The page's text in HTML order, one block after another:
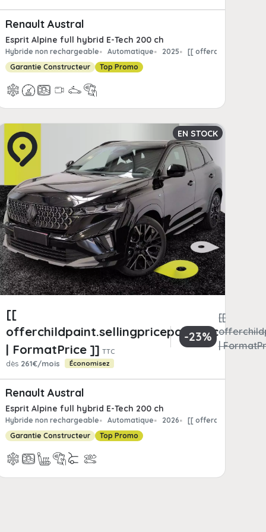
| FormatNumber ]] kms
Renault Austral
Esprit Alpine full hybrid E-Tech 200 ch
Hybride non rechargeable Automatique 2025
[[
Garantie Constructeur
Top Promo
]]
| FormatNumber ]] kms
EN STOCK
[[
offerchildpaint.sellingpricepart_ttc
| FormatPrice ]] TTC
[[
|
dès 261€/mois Économisez
-23%
Renault Austral
Esprit Alpine full hybrid E-Tech 200 ch
Hybride non rechargeable Automatique 2026
[[
Garantie Constructeur
Top Promo